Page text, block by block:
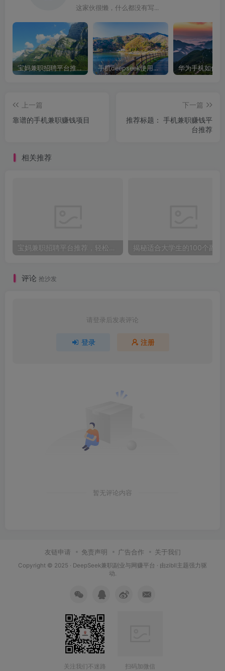
这家伙很懒，什么都没有写...
宝妈兼职招聘平台推荐，轻松找到理想工作！ 手机deepseek使用全攻略，轻松实现画图与炒股功能
上一篇
靠谱的手机兼职赚钱项目
下一篇
推荐标题： 手机兼职赚钱平
台推荐
相关推荐
评论 抢沙发
请登录后发表评论
登录 注册
暂无评论内容
友链申请 免责声明 广告合作 关于我们
Copyright © 2025 · DeepSeek兼职副业与网赚平台 · 由zibll主题强力驱
动.
关注我们不迷路 扫码加微信